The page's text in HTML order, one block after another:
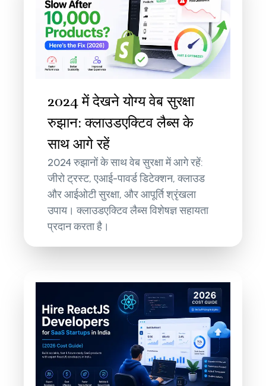
2024 में देखने योग्य वेब सुरक्षा
रुझान: क्लाउडएक्टिव लैब्स के
साथ आगे रहें
2024 रुझानों के साथ वेब सुरक्षा में आगे रहें:
जीरो ट्रस्ट, एआई-पावर्ड डिटेक्शन, क्लाउड
और आईओटी सुरक्षा, और आपूर्ति श्रृंखला
उपाय। क्लाउडएक्टिव लैब्स विशेषज्ञ सहायता
प्रदान करता है।